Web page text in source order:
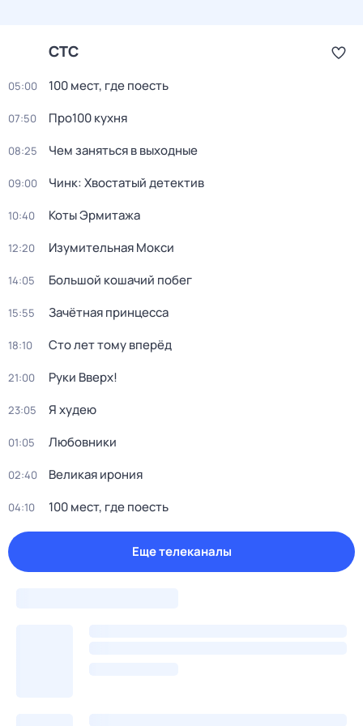
СТС
05:00 100 мест, где поесть
07:50 Про100 кухня
08:25 Чем заняться в выходные
09:00 Чинк: Хвостатый детектив
10:40 Коты Эрмитажа
12:20 Изумительная Мокси
14:05 Большой кошачий побег
15:55 Зачётная принцесса
18:10 Сто лет тому вперёд
21:00 Руки Bвеpх!
23:05 Я худею
01:05 Любовники
02:40 Великая ирония
04:10 100 мест, где поесть
Еще телеканалы